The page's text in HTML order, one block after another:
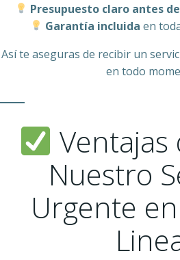
Presupuesto claro antes
Garantía incluida en
Así te aseguras de recibir un
en todo
Ventajas
Nuestro
Urgente